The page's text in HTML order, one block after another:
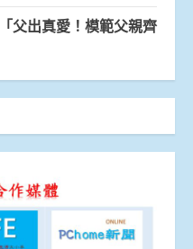
父出真愛！模範父親齊